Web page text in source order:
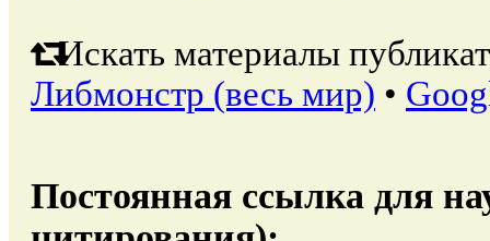
Искать материалы
Либмонстр (весь мир) •
Постоянная ссылка для